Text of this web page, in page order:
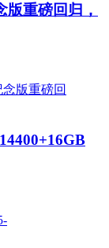
重磅回归，